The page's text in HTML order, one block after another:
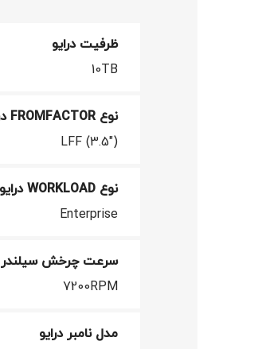
ظرفیت درایو
10TB
نوع FROMFACTOR درایو سرور
LFF (3.5")
نوع WORKLOAD درایو
Enterprise
سرعت چرخش سیلندر
7200RPM
مدل نامبر درایو